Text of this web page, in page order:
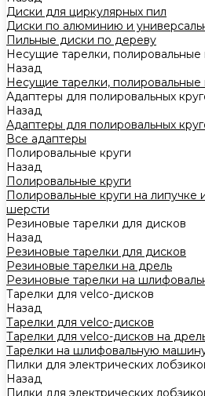
Диски для циркулярных пил
Диски по алюминию и
Пильные диски по дереву
Несущие тарелки, полировальные
Назад
Несущие тарелки, полировальные
Адаптеры для полировальных
Назад
Адаптеры для полировальных
Все адаптеры
Полировальные круги
Назад
Полировальные круги
Полировальные круги на липучке
шерсти
Резиновые тарелки для дисков
Назад
Резиновые тарелки для дисков
Резиновые тарелки на дрель
Резиновые тарелки на
Тарелки для velco-дисков
Назад
Тарелки для velco-дисков
Тарелки для velco-дисков на
Тарелки на шлифовальную
Пилки для электрических
Назад
Пилки для электрических